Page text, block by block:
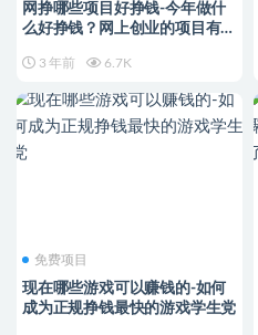
网挣哪些项目好挣钱-今年做什
么好挣钱？网上创业的项目有哪
3 年前 6.7K
免费项目
现在哪些游戏可以赚钱的-如何
成为正规挣钱最快的游戏学生党